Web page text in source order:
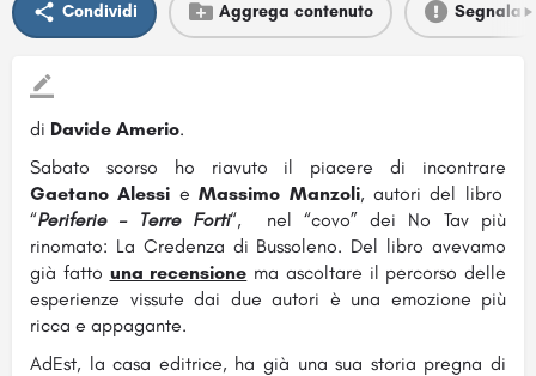
Condividi Aggrega contenuto Segnala
di Davide Amerio.
Sabato scorso ho riavuto il piacere di incontrare
Gaetano Alessi eMassimo Manzoli, autori del libro
“Periferie – Terre Forti“, nel “covo” dei No Tav più
rinomato: La Credenza di Bussoleno. Del libro avevamo
già fatto una recensione ma ascoltare il percorso delle
esperienze vissute dai due autori è una emozione più
ricca e appagante.
AdEst, la casa editrice, ha già una sua storia pregna di